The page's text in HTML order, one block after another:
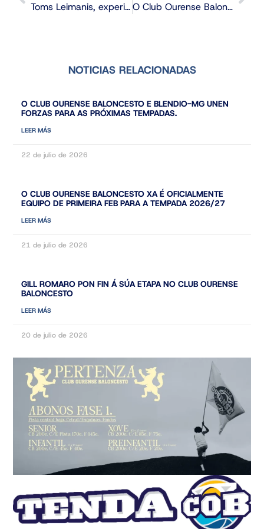
Toms Leimanis, experiencia para o proxecto do COB O Club Ourense Baloncesto presenta toda a documentación para competir na Primeira FEB 2026/27
NOTICIAS RELACIONADAS
O CLUB OURENSE BALONCESTO E BLENDIO-MG UNEN
FORZAS PARA AS PRÓXIMAS TEMPADAS.
LEER MÁS
22 de julio de 2026
O CLUB OURENSE BALONCESTO XA É OFICIALMENTE
EQUIPO DE PRIMEIRA FEB PARA A TEMPADA 2026/27
LEER MÁS
21 de julio de 2026
GILL ROMARO PON FIN Á SÚA ETAPA NO CLUB OURENSE
BALONCESTO
LEER MÁS
20 de julio de 2026